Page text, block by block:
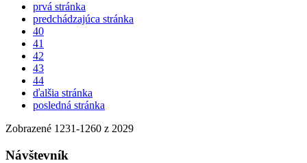
prvá stránka
predchádzajúca stránka
40
41
42
43
44
ďalšia stránka
posledná stránka
Zobrazené 1231-1260 z 2029
Návštevník